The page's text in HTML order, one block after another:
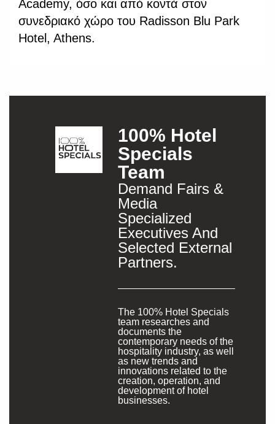
Academy, όσο και από κοντά στον
συνεδριακό χώρο του Radisson Blu Park
Hotel, Athens.
100% Hotel
Specials
Team
Demand Fairs &
Media
Specialized
Executives And
Selected External
Partners.
The 100% Hotel Specials
team researches and
documents the
contemporary needs of the
hospitality industry, as well
as new trends and
innovations related to the
creation, operation, and
development of hotel
businesses.